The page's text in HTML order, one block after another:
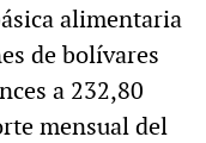
alimentaria
de bolívares
a 232,80
mensual del